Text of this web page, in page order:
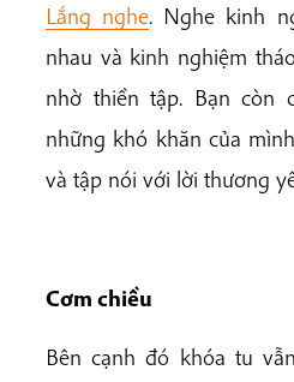
Lắng nghe. Nghe kinh
nhau và kinh nghiệm
nhờ thiền tập. Bạn còn
những khó khăn của
và tập nói với lời thương
Cơm chiều
Bên cạnh đó khóa tu